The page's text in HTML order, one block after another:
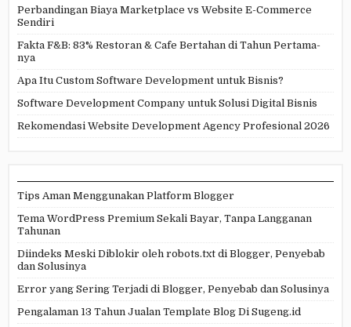
Perbandingan Biaya Marketplace vs Website E-Commerce
Sendiri
Fakta F&B: 83% Restoran & Cafe Bertahan di Tahun Pertama-
nya
Apa Itu Custom Software Development untuk Bisnis?
Software Development Company untuk Solusi Digital Bisnis
Rekomendasi Website Development Agency Profesional 2026
Tips Aman Menggunakan Platform Blogger
Tema WordPress Premium Sekali Bayar, Tanpa Langganan
Tahunan
Diindeks Meski Diblokir oleh robots.txt di Blogger, Penyebab
dan Solusinya
Error yang Sering Terjadi di Blogger, Penyebab dan Solusinya
Pengalaman 13 Tahun Jualan Template Blog Di Sugeng.id